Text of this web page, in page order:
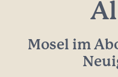
Mosel im